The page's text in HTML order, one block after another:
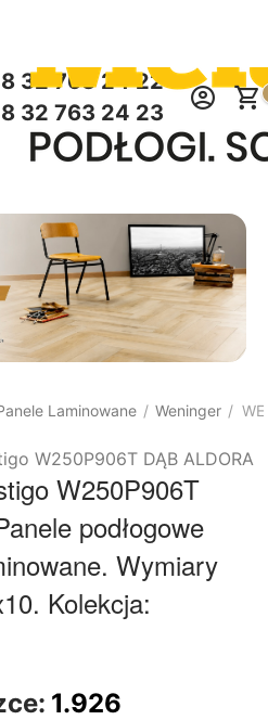
32 763 24 22
32 763 24 23
Laminowane / Weninger /
W250P906T DĄB ALDORA
W250P906T
podłogowe
Wymiary
Kolekcja:
1.926